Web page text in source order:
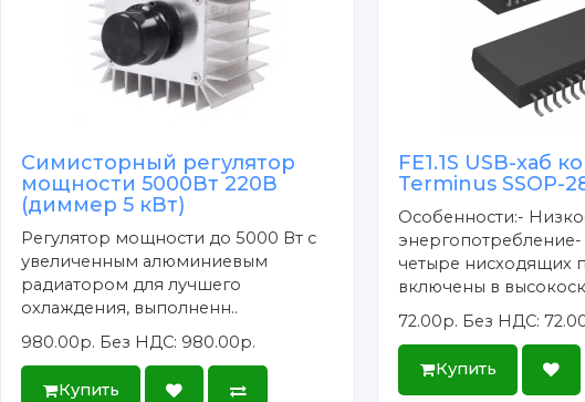
Симисторный регулятор
мощности 5000Вт 220В
(диммер 5 кВт)
Регулятор мощности до 5000 Вт с
увеличенным алюминиевым
радиатором для лучшего
охлаждения, выполненн..
980.00р. Без НДС: 980.00р.
Купить
FE1.1S USB-хаб
Terminus SSOP-
Особенности:-
энергопотребление-
четыре нисходящих
включены в
72.00р. Без НДС:
Купить